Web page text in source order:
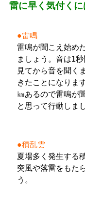
雷に早く気付くに
●雷鳴
雷鳴が聞こえ始め
ましょう。音は1
見てから音を聞く
きたことになりま
㎞あるので雷鳴が
と思って行動しま
●積乱雲
夏場多く発生する
突風や落雷をもた
う。